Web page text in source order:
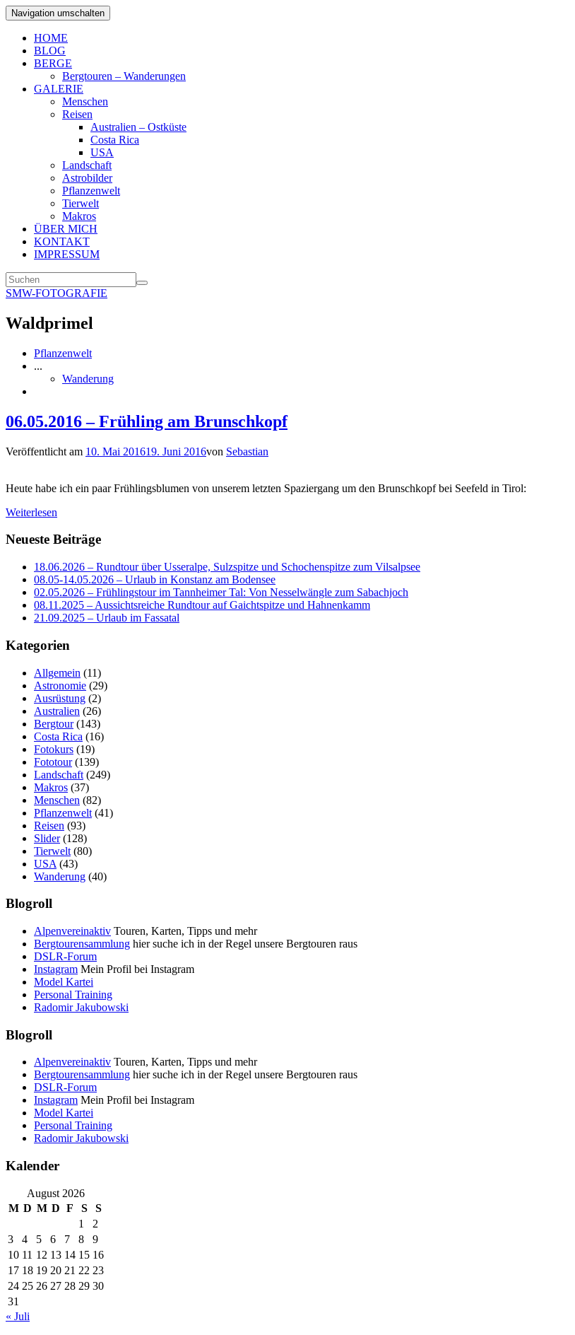
Navigation umschalten
HOME
BLOG
BERGE
Bergtouren – Wanderungen
GALERIE
Menschen
Reisen
Australien – Ostküste
Costa Rica
USA
Landschaft
Astrobilder
Pflanzenwelt
Tierwelt
Makros
ÜBER MICH
KONTAKT
IMPRESSUM
SMW-FOTOGRAFIE
Waldprimel
Pflanzenwelt
...
Wanderung
06.05.2016 – Frühling am Brunschkopf
Veröffentlicht am 10. Mai 201619. Juni 2016von Sebastian
Heute habe ich ein paar Frühlingsblumen von unserem letzten Spaziergang um den Brunschkopf bei Seefeld in Tirol:
Weiterlesen
Neueste Beiträge
18.06.2026 – Rundtour über Usseralpe, Sulzspitze und Schochenspitze zum Vilsalpsee
08.05-14.05.2026 – Urlaub in Konstanz am Bodensee
02.05.2026 – Frühlingstour im Tannheimer Tal: Von Nesselwängle zum Sabachjoch
08.11.2025 – Aussichtsreiche Rundtour auf Gaichtspitze und Hahnenkamm
21.09.2025 – Urlaub im Fassatal
Kategorien
Allgemein (11)
Astronomie (29)
Ausrüstung (2)
Australien (26)
Bergtour(143)
Costa Rica (16)
Fotokurs (19)
Fototour(139)
Landschaft (249)
Makros (37)
Menschen (82)
Pflanzenwelt (41)
Reisen (93)
Slider(128)
Tierwelt (80)
USA (43)
Wanderung (40)
Blogroll
Alpenvereinaktiv Touren, Karten, Tipps und mehr
Bergtourensammlung hier suche ich in der Regel unsere Bergtouren raus
DSLR-Forum
Instagram Mein Profil bei Instagram
Model Kartei
Personal Training
Radomir Jakubowski
Blogroll
Alpenvereinaktiv Touren, Karten, Tipps und mehr
Bergtourensammlung hier suche ich in der Regel unsere Bergtouren raus
DSLR-Forum
Instagram Mein Profil bei Instagram
Model Kartei
Personal Training
Radomir Jakubowski
Kalender
August 2026
M D M D F S
S
1
2
3
4 5 6 7 8
9
10 11 12 13 14 15 16
17 18 19 20 21 22 23
24 25 26 27 28 29 30
31
« Juli